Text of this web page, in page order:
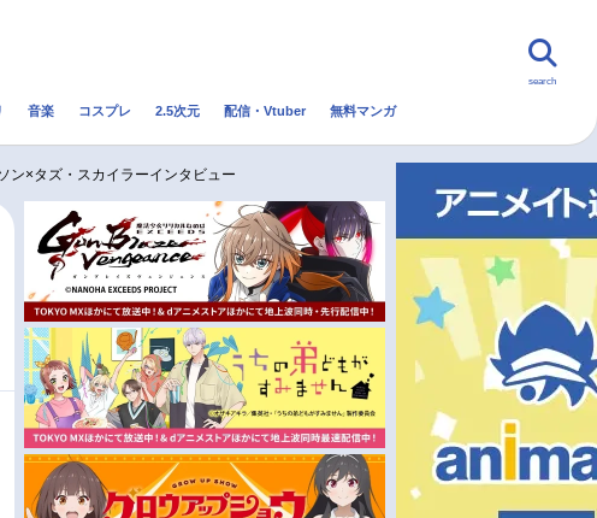
配信・Vtuber トレンド 無料マンガ
別一覧 秋アニメ
冬アニメ
search
音楽 コスプレ 2.5次元 配信・Vtuber 無料マンガ
ン×タズ・スカイラーインタビュー